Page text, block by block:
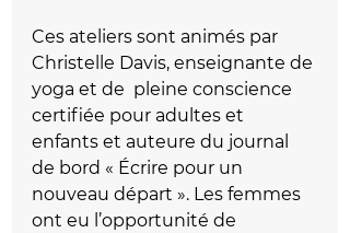
Ces ateliers sont animés par
Christelle Davis, enseignante de
yoga et de  pleine conscience
certifiée pour adultes et
enfants et auteure du journal
de bord « Écrire pour un
nouveau départ ». Les femmes
ont eu l’opportunité de